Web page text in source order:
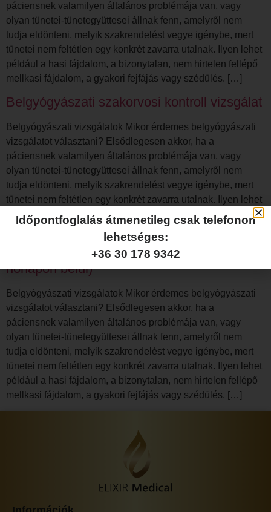
páciensnek valamilyen általános problémája van, vagy
olyan tünetei-tünetegyüttesei állnak fenn, amelyről nem
tudja eldönteni, melyik szakrendelést vegye igénybe, mert
tünetei nem feltétlen egy konkrét zavarra utalnak. Ilyen lehet
például a hasi fájdalom, a bizonytalan, nem hirtelen fellépő
mellkasi fájdalom, a gyakori fejfájás vagy szédülés. […]
Belgyógyászati szakorvosi kontroll vizsgálat
Belgyógyászati vizsgálatok Mikor érdemes belgyógyászati
vizsgálatot választani? Elsődlegesen akkor, ha a
páciensnek valamilyen általános problémája van, vagy
olyan tünetei-tünetegyüttesei állnak fenn, amelyről nem
tudja eldönteni, melyik szakrendelést vegye igénybe, mert
tünetei nem feltétlen egy konkrét zavarra utalnak. Ilyen lehet
például a hasi fájdalom, a bizonytalan, nem hirtelen fellépő
mellkasi fájdalom, a gyakori fejfájás vagy szédülés. […]
Belgyógyászati kontroll vizsgálat (3
hónapon belül)
Belgyógyászati vizsgálatok Mikor érdemes belgyógyászati
vizsgálatot választani? Elsődlegesen akkor, ha a
páciensnek valamilyen általános problémája van, vagy
olyan tünetei-tünetegyüttesei állnak fenn, amelyről nem
tudja eldönteni, melyik szakrendelést vegye igénybe, mert
tünetei nem feltétlen egy konkrét zavarra utalnak. Ilyen lehet
például a hasi fájdalom, a bizonytalan, nem hirtelen fellépő
mellkasi fájdalom, a gyakori fejfájás vagy szédülés. […]
Időpontfoglalás átmenetileg csak telefonon
lehetséges:
+36 30 178 9342